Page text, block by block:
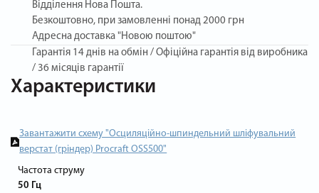
Відділення Нова Пошта.
Безкоштовно, при замовленні понад 2000 грн
Адресна доставка "Новою поштою"
Гарантія 14 днів на обмін / Офіційна гарантія від виробника
/ 36 місяців гарантії
Характеристики
Завантажити схему "Осциляційно-шпиндельний шліфувальний
верстат (гріндер) Procraft OSS500"
Частота струму
50 Гц